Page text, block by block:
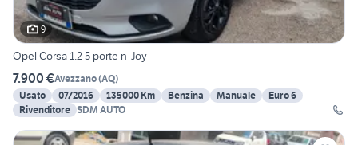
9
Opel Corsa 1.2 5 porte n-Joy
7.900 €Avezzano(AQ)
Usato
07/2016 135000 Km Benzina Manuale
Euro 6
Rivenditore SDM AUTO